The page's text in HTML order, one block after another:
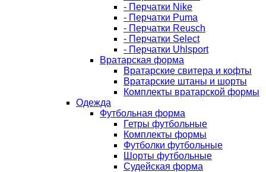
- Перчатки Nike
- Перчатки Puma
- Перчатки Reusch
- Перчатки Select
- Перчатки Uhlsport
Вратарская форма
Вратарские свитера и кофты
Вратарские штаны и шорты
Комплекты вратарской формы
Одежда
Футбольная форма
Гетры футбольные
Комплекты формы
Футболки футбольные
Шорты футбольные
Судейская форма